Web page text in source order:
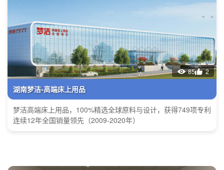
85 2
湖南梦洁-高端床上用品
梦洁高端床上用品，100%精选全球原料与设计，获得749项专利
连续12年全国销量领先（2009-2020年）